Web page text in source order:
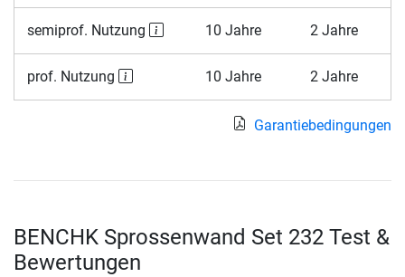
semiprof. Nutzung 10 Jahre 2 Jahre
prof. Nutzung 10 Jahre 2 Jahre
Garantiebedingungen
BENCHK Sprossenwand Set 232 Test &
Bewertungen